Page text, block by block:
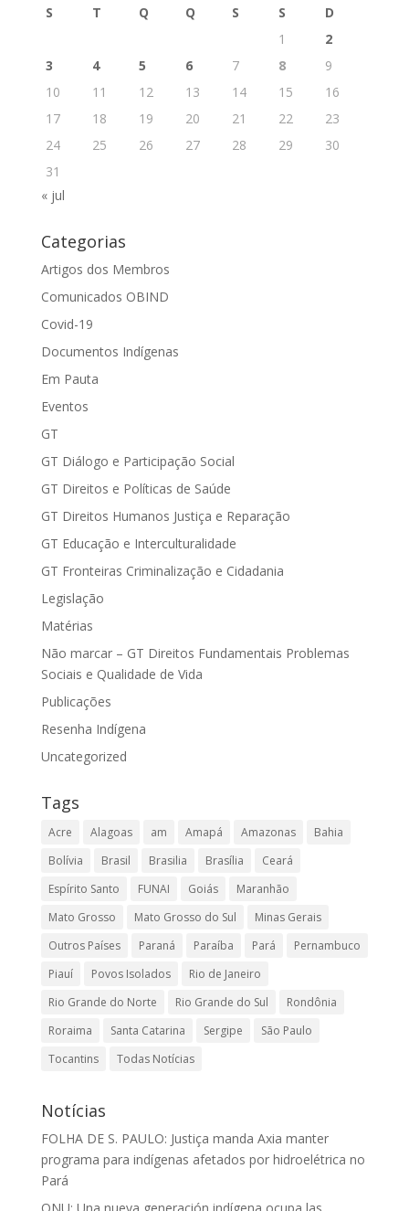
S T Q Q S S
D
1
2
3
4 5 6 7 8
9
10
11 12 13 14 15
16
17
18 19 20 21 22
23
24
25 26 27 28 29
30
31
« jul
Categorias
Artigos dos Membros
Comunicados OBIND
Covid-19
Documentos Indígenas
Em Pauta
Eventos
GT
GT Diálogo e Participação Social
GT Direitos e Políticas de Saúde
GT Direitos Humanos Justiça e Reparação
GT Educação e Interculturalidade
GT Fronteiras Criminalização e Cidadania
Legislação
Matérias
Não marcar – GT Direitos Fundamentais Problemas
Sociais e Qualidade de Vida
Publicações
Resenha Indígena
Uncategorized
Tags
Acre Alagoas am Amapá Amazonas
Bahia
Bolívia
Brasil Brasilia Brasília
Ceará
Espírito Santo
FUNAI Goiás
Maranhão
Mato Grosso
Mato Grosso do Sul
Minas Gerais
Outros Países
Paraná Paraíba Pará
Pernambuco
Piauí
Povos Isolados
Rio de Janeiro
Rio Grande do Norte
Rio Grande do Sul
Rondônia
Roraima
Santa Catarina Sergipe
São Paulo
Tocantins
Todas Notícias
Notícias
FOLHA DE S. PAULO: Justiça manda Axia manter
programa para indígenas afetados por hidroelétrica no
Pará